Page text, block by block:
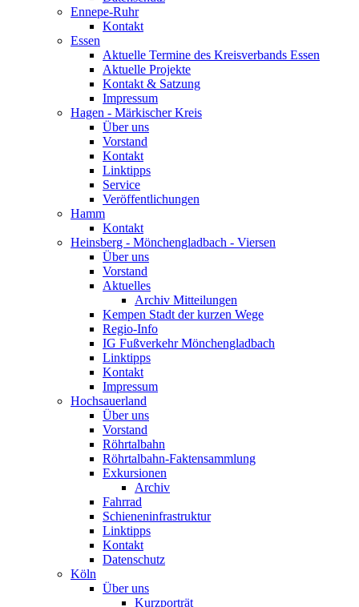
Ennepe-Ruhr
Kontakt
Essen
Aktuelle Termine des Kreisverbands Essen
Aktuelle Projekte
Kontakt & Satzung
Impressum
Hagen - Märkischer Kreis
Über uns
Vorstand
Kontakt
Linktipps
Service
Veröffentlichungen
Hamm
Kontakt
Heinsberg - Mönchengladbach - Viersen
Über uns
Vorstand
Aktuelles
Archiv Mitteilungen
Kempen Stadt der kurzen Wege
Regio-Info
IG Fußverkehr Mönchengladbach
Linktipps
Kontakt
Impressum
Hochsauerland
Über uns
Vorstand
Röhrtalbahn
Röhrtalbahn-Faktensammlung
Exkursionen
Archiv
Fahrrad
Schieneninfrastruktur
Linktipps
Kontakt
Datenschutz
Köln
Über uns
Kurzporträt